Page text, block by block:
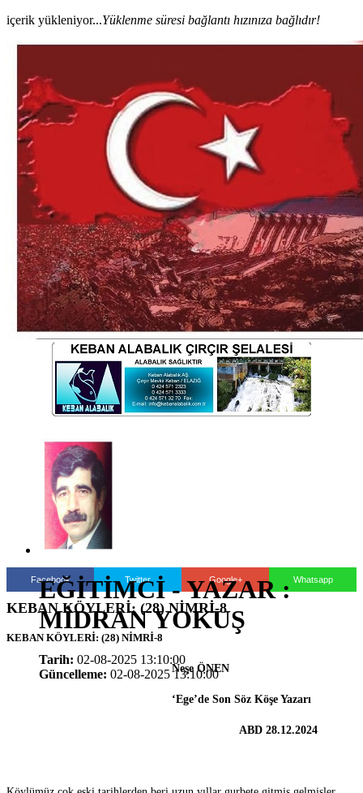
içerik yükleniyor...Yüklenme süresi bağlantı hızınıza bağlıdır!
EĞİTİMCİ - YAZAR :
MİDRAN YOKUŞ
Tarih: 02-08-2025 13:10:00
Güncelleme: 02-08-2025 13:10:00
Facebook Twitter Google+ Whatsapp
KEBAN KÖYLERİ: (28) NİMRİ-8
KEBAN KÖYLERİ: (28) NİMRİ-8
Neşe ÖNEN
‘Ege’de Son Söz Köşe Yazarı
ABD 28.12.2024